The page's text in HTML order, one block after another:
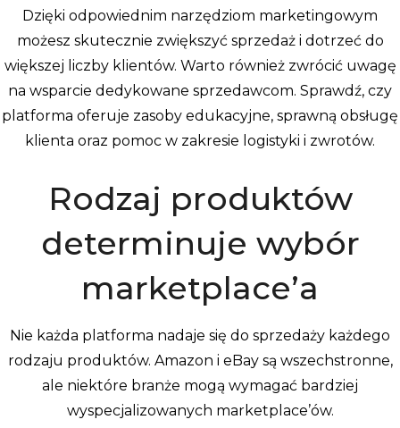
Dzięki odpowiednim narzędziom marketingowym
możesz skutecznie zwiększyć sprzedaż i dotrzeć do
większej liczby klientów. Warto również zwrócić uwagę
na wsparcie dedykowane sprzedawcom. Sprawdź, czy
platforma oferuje zasoby edukacyjne, sprawną obsługę
klienta oraz pomoc w zakresie logistyki i zwrotów.
Rodzaj produktów
determinuje wybór
marketplace’a
Nie każda platforma nadaje się do sprzedaży każdego
rodzaju produktów. Amazon i eBay są wszechstronne,
ale niektóre branże mogą wymagać bardziej
wyspecjalizowanych marketplace’ów.